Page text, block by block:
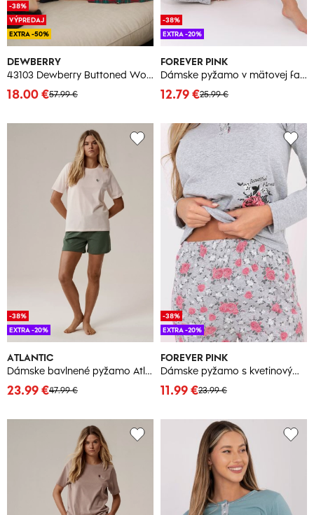
DEWBERRY
43103 Dewberry Buttoned Women Pyjama Set-RED
57.99 €
18.00 €
-38%
VÝPREDAJ
EXTRA -50%
FOREVER PINK
Dámske pyžamo v mätovej farbe
25.99 €
12.79 €
-38%
EXTRA -20%
ATLANTIC
Dámske bavlnené pyžamo Atlantic
47.99 €
23.99 €
-38%
EXTRA -20%
FOREVER PINK
Dámske pyžamo s kvetinovým vzorom
23.99 €
11.99 €
-38%
EXTRA -20%